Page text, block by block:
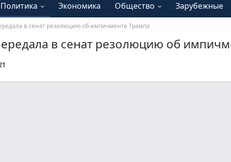
Политика Экономика Общество Зарубежные
в сенат резолюцию об импичменте Трампа
в сенат резолюцию об